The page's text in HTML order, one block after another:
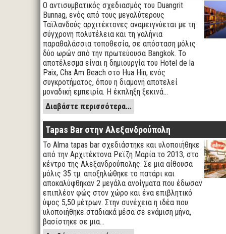
Ο αντισυμβατικός σχεδιασμός του Duangrit
Bunnag, ενός από τους μεγαλύτερους
Ταϊλανδούς αρχιτέκτονες αναμειγνύεται με τη
σύγχρονη πολυτέλεια και τη γαλήνια
παραθαλάσσια τοποθεσία, σε απόσταση μόλις
δύο ωρών από την πρωτεύουσα Bangkok. Το
αποτέλεσμα είναι η δημιουργία του Hotel de la
Paix, Cha Am Beach στο Hua Hin, ενός
συγκροτήματος, όπου η διαμονή αποτελεί
μοναδική εμπειρία. Η έκπληξη ξεκινά…
Διαβάστε περισσότερα...
Tapas Bar στην Αλεξανδρούπολη
Το Alma tapas bar σχεδιάστηκε και υλοποιήθηκε
από την Αρχιτέκτονα Ρεϊζη Μαρία το 2013, στο
κέντρο της Αλεξανδρούπολης. Σε μια αίθουσα
μόλις 35 τμ. αποξηλώθηκε το πατάρι και
αποκαλύφθηκαν 2 μεγάλα ανοίγματα που έδωσαν
επιπλέον φώς στον χώρο και ένα επιβλητικό
ύψος 5,50 μέτρων. Στην συνέχεια η ιδέα που
υλοποιήθηκε σταδιακά μέσα σε ενάμιση μήνα,
βασίστηκε σε μια…